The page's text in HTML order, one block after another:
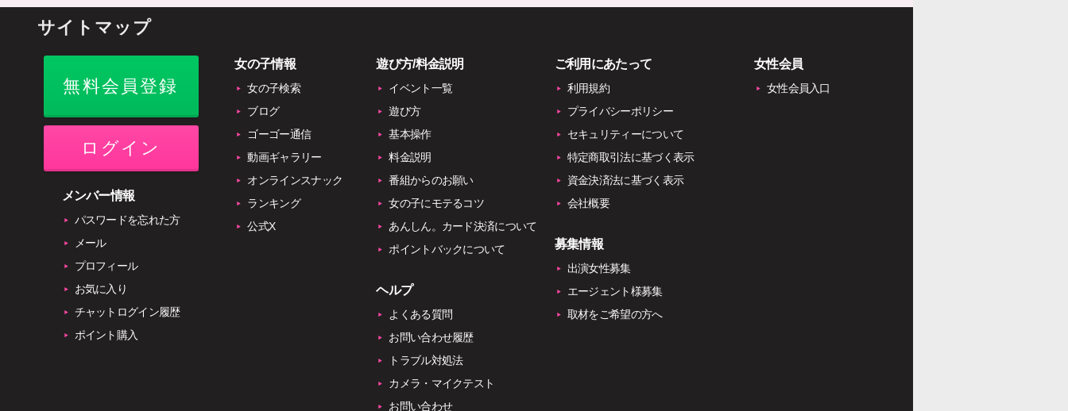
サイトマップ
無料会員登録
ログイン
メンバー情報
パスワードを忘れた方
メール
プロフィール
お気に入り
チャットログイン履歴
ポイント購入
女の子情報
女の子検索
ブログ
ゴーゴー通信
動画ギャラリー
オンラインスナック
ランキング
公式X
遊び方/料金説明
イベント一覧
遊び方
基本操作
料金説明
番組からのお願い
女の子にモテるコツ
あんしん。カード決済について
ポイントバックについて
ヘルプ
よくある質問
お問い合わせ履歴
トラブル対処法
カメラ・マイクテスト
お問い合わせ
ご利用にあたって
利用規約
プライバシーポリシー
セキュリティーについて
特定商取引法に基づく表示
資金決済法に基づく表示
会社概要
募集情報
出演女性募集
エージェント様募集
取材をご希望の方へ
女性会員
女性会員入口